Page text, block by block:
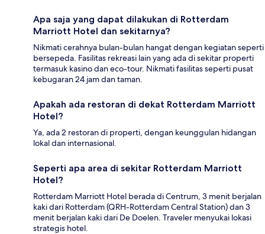
Apa saja yang dapat dilakukan di Rotterdam
Marriott Hotel dan sekitarnya?
Nikmati cerahnya bulan-bulan hangat dengan kegiatan seperti
bersepeda. Fasilitas rekreasi lain yang ada di sekitar properti
termasuk kasino dan eco-tour. Nikmati fasilitas seperti pusat
kebugaran 24 jam dan taman.
Apakah ada restoran di dekat Rotterdam Marriott
Hotel?
Ya, ada 2 restoran di properti, dengan keunggulan hidangan
lokal dan internasional.
Seperti apa area di sekitar Rotterdam Marriott
Hotel?
Rotterdam Marriott Hotel berada di Centrum, 3 menit berjalan
kaki dari Rotterdam (QRH-Rotterdam Central Station) dan 3
menit berjalan kaki dari De Doelen. Traveler menyukai lokasi
strategis hotel.